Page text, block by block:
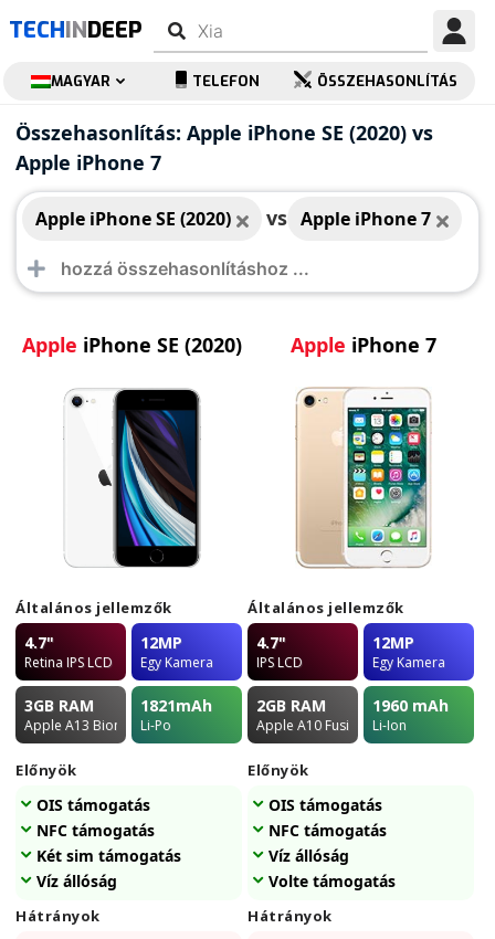
TECHINDEEP
MAGYAR TELEFON ÖSSZEHASONLÍTÁS
Összehasonlítás: Apple iPhone SE (2020) vs
Apple iPhone 7
Apple iPhone SE (2020) vs Apple iPhone 7
Apple iPhone SE
(2020)
Apple iPhone SE (2020)
Általános jellemzők
4.7"
Retina IPS LCD
12MP
Egy Kamera
3GB RAM
Apple A13 Bionic
1821mAh
Li-Po
Előnyök
OIS támogatás
NFC támogatás
Két sim támogatás
Víz állóság
Hátrányok
Apple iPhone 7
Apple iPhone 7
Általános jellemzők
4.7"
IPS LCD
12MP
Egy Kamera
2GB RAM
Apple A10 Fusion
1960 mAh
Li-Ion
Előnyök
OIS támogatás
NFC támogatás
Víz állóság
Volte támogatás
Hátrányok